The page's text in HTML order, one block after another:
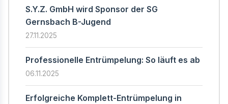
S.Y.Z. GmbH wird Sponsor der SG
Gernsbach B-Jugend
27.11.2025
Professionelle Entrümpelung: So läuft es ab
06.11.2025
Erfolgreiche Komplett-Entrümpelung in